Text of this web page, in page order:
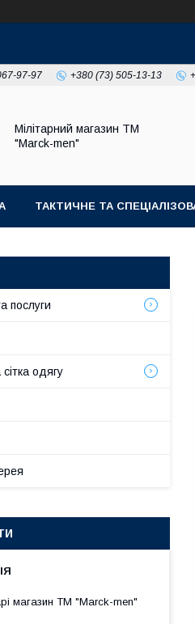
97-97 +380 (73) 505-13-13
Мілітарний магазин ТМ
"Marck-men"
ТАКТИЧНЕ ТА
послуги
одягу
магазин ТМ "Marck-men"